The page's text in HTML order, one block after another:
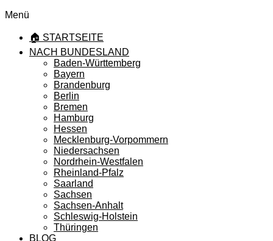
Menü
🏠 STARTSEITE
NACH BUNDESLAND
Baden-Württemberg
Bayern
Brandenburg
Berlin
Bremen
Hamburg
Hessen
Mecklenburg-Vorpommern
Niedersachsen
Nordrhein-Westfalen
Rheinland-Pfalz
Saarland
Sachsen
Sachsen-Anhalt
Schleswig-Holstein
Thüringen
BLOG